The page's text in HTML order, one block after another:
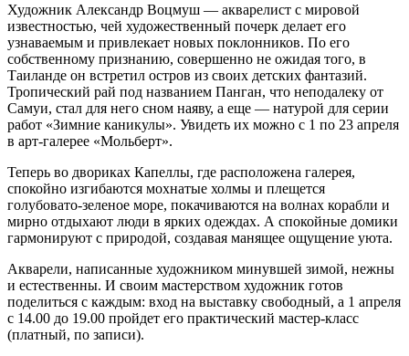
Художник Александр Воцмуш — акварелист с мировой
известностью, чей художественный почерк делает его
узнаваемым и привлекает новых поклонников. По его
собственному признанию, совершенно не ожидая того, в
Таиланде он встретил остров из своих детских фантазий.
Тропический рай под названием Панган, что неподалеку от
Самуи, стал для него сном наяву, а еще — натурой для серии
работ «Зимние каникулы». Увидеть их можно с 1 по 23 апреля
в арт-галерее «Мольберт».
Теперь во двориках Капеллы, где расположена галерея,
спокойно изгибаются мохнатые холмы и плещется
голубовато-зеленое море, покачиваются на волнах корабли и
мирно отдыхают люди в ярких одеждах. А спокойные домики
гармонируют с природой, создавая манящее ощущение уюта.
Акварели, написанные художником минувшей зимой, нежны
и естественны. И своим мастерством художник готов
поделиться с каждым: вход на выставку свободный, а 1 апреля
с 14.00 до 19.00 пройдет его практический мастер-класс
(платный, по записи).